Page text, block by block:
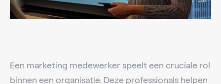
Een marketing medewerker speelt een cruciale rol
binnen een organisatie. Deze professionals helpen